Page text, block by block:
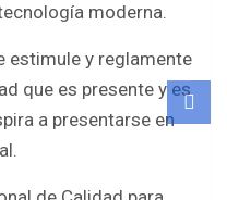
moderna.
estimule y reglamente
que es presente y es
a presentarse en